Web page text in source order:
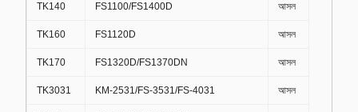
TK140 FS1100/FS1400D আসল
TK160 FS1120D আসল
TK170 FS1320D/FS1370DN আসল
TK3031 KM-2531/FS-3531/FS-4031 আসল